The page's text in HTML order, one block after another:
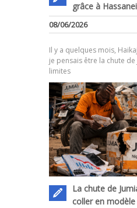
grâce à
08/06/2026
Il y a quelques mois,
je pensais être la chute
limites
La chute de
coller en